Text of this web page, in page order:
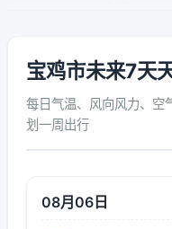
宝鸡市未来7天
每日气温、风向风力、空
划一周出行
08月06日